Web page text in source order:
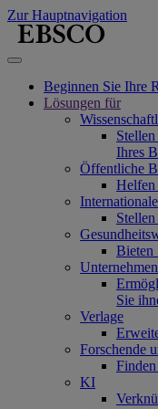
Zur Hauptnavigation
Beginnen Sie Ihre
Lösungen für
Ihres
Öffentliche
Helfen
Bieten
Unternehmen
Sie
Verlage
Forschende
KI